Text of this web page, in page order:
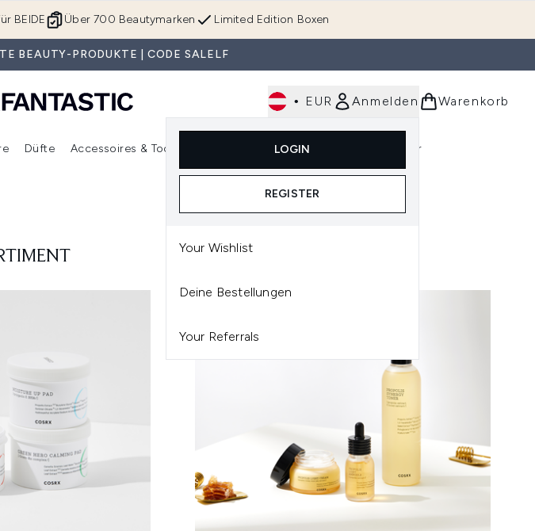
Zum Hauptinhalt springen
Limited Edition Boxen
Über 700 Beautymarken
BEIDE
BEAUTY-PRODUKTE | CODE SALELF
• EUR Anmelden
LOGIN
REGISTER
Your Wishlist
Deine Bestellungen
Your Referrals
Warenkorb
Box) Untermenü Anmelden (Make-Up) Untermenü Anmelden (Hautpflege)
Untermenü Anmelden (Haare)
Düfte Accessoires & Tools
Untermenü Anmelden (Accessoires & Tools)
Im Trend & Neu Männer